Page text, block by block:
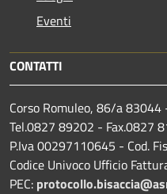
Eventi
CONTATTI
Corso Romuleo, 86/a 83044
Tel.0827 89202 - Fax.0827
P.Iva 00297110645 - Cod.
Codice Univoco Ufficio
PEC: